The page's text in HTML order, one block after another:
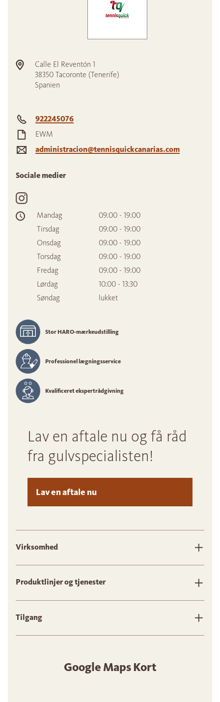
Calle El Reventón 1
38350 Tacoronte (Tenerife)
Spanien
922245076
EWM
administracion@tennisquickcanarias.com
Sociale medier
Mandag
09:00 - 19:00
Tirsdag
09:00 - 19:00
Onsdag
09:00 - 19:00
Torsdag
09:00 - 19:00
Fredag
09:00 - 19:00
Lørdag
10:00 - 13:30
Søndag
lukket
Stor HARO-mærkeudstilling
Professionel lægningsservice
Kvalificeret ekspertrådgivning
Lav en aftale nu og få råd
fra gulvspecialisten!
Lav en aftale nu
Virksomhed
Produktlinjer og tjenester
Tilgang
Google Maps Kort